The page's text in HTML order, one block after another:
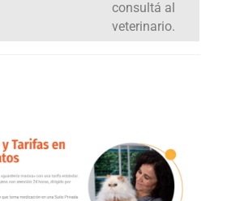
consultá al
veterinario.